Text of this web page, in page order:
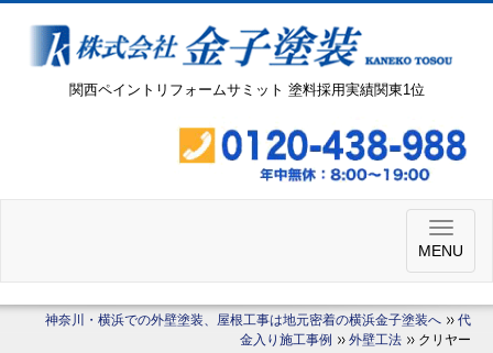
関西ペイントリフォームサミット 塗料採用実績関東1位
MENU
神奈川・横浜での外壁塗装、屋根工事は地元密着の横浜金子塗装へ
代
金入り施工事例
外壁工法 クリヤー